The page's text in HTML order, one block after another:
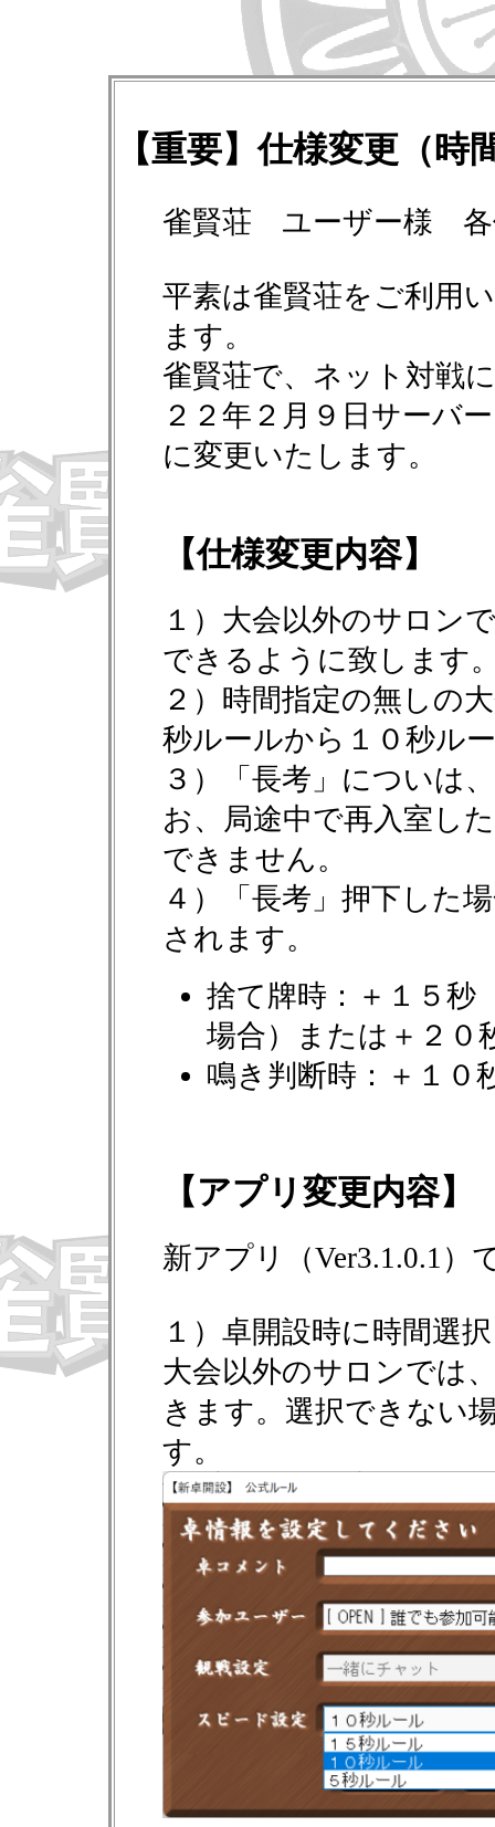
【重要】仕様変更（時
雀賢荘 ユーザー様 各
平素は雀賢荘をご利用
ます。
雀賢荘で、ネット対戦
２２年２月９日サーバ
に変更いたします。
【仕様変更内容】
１）大会以外のサロン
できるように致します
２）時間指定の無しの
秒ルールから１０秒ル
３）「長考」についは
お、局途中で再入室し
できません。
４）「長考」押下した
されます。
捨て牌時：＋１５秒
場合）または＋２０
鳴き判断時：＋１０
【アプリ変更内容】
新アプリ（Ver3.1.0.1）
１）卓開設時に時間選択
大会以外のサロンでは
きます。選択できない
す。